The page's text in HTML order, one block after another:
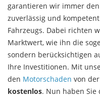
garantieren wir immer
zuverlässig und
Fahrzeugs. Dabei richten
Marktwert, wie ihn die
sondern berücksichtigen
Ihre Investitionen. Mit
den Motorschaden von
kostenlos. Nun haben Sie